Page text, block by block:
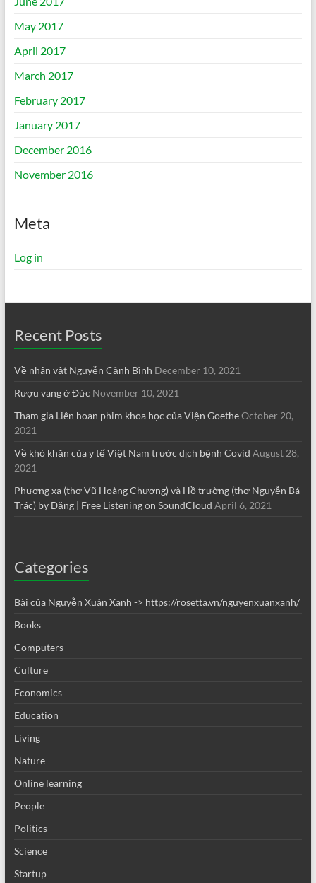
May 2017
April 2017
March 2017
February 2017
January 2017
December 2016
November 2016
Meta
Log in
Recent Posts
Về nhân vật Nguyễn Cảnh Bình December 10, 2021
Rượu vang ở Đức November 10, 2021
Tham gia Liên hoan phim khoa học của Viện GoetheOctober 20,
2021
Về khó khăn của y tế Việt Nam trước dịch bệnh Covid August 28,
2021
Phương xa (thơ Vũ Hoàng Chương) và Hồ trường (thơ Nguyễn Bá
Trác) by Đăng | Free Listening on SoundCloud April 6, 2021
Categories
Bài của Nguyễn Xuân Xanh -> https://rosetta.vn/nguyenxuanxanh/
Books
Computers
Culture
Economics
Education
Living
Nature
Online learning
People
Politics
Science
Startup